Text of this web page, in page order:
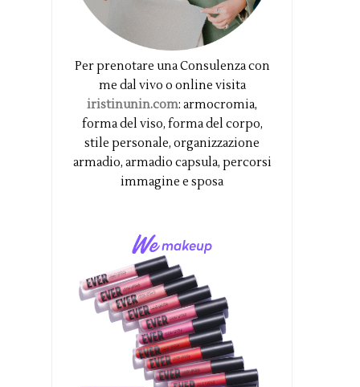
Per prenotare una Consulenza con
me dal vivo o online visita
iristinunin.com: armocromia,
forma del viso, forma del corpo,
stile personale, organizzazione
armadio, armadio capsula, percorsi
immagine e sposa